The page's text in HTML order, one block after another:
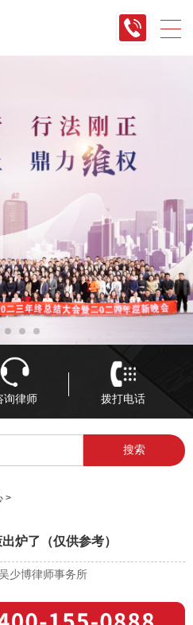
询律师 拨打电话
>
炉了（仅供参考）
少博律师事务所